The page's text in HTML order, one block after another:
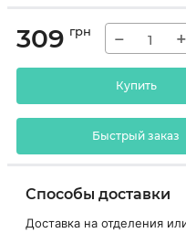
309 грн − +
Купить
Быстрый заказ
Способы доставки
Доставка на отделения